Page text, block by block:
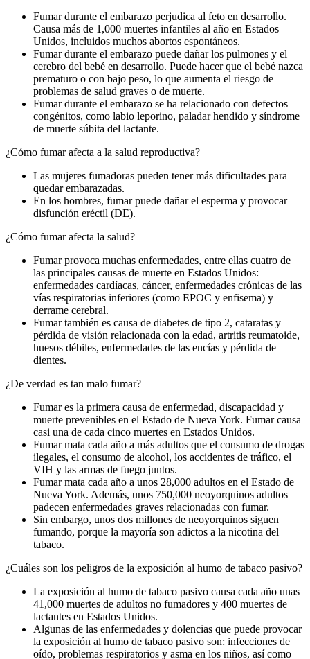
Fumar durante el embarazo perjudica al feto en desarrollo.
Causa más de 1,000 muertes infantiles al año en Estados
Unidos, incluidos muchos abortos espontáneos.
Fumar durante el embarazo puede dañar los pulmones y el
cerebro del bebé en desarrollo. Puede hacer que el bebé nazca
prematuro o con bajo peso, lo que aumenta el riesgo de
problemas de salud graves o de muerte.
Fumar durante el embarazo se ha relacionado con defectos
congénitos, como labio leporino, paladar hendido y síndrome
de muerte súbita del lactante.
¿Cómo fumar afecta a la salud reproductiva?
Las mujeres fumadoras pueden tener más dificultades para
quedar embarazadas.
En los hombres, fumar puede dañar el esperma y provocar
disfunción eréctil (DE).
¿Cómo fumar afecta la salud?
Fumar provoca muchas enfermedades, entre ellas cuatro de
las principales causas de muerte en Estados Unidos:
enfermedades cardíacas, cáncer, enfermedades crónicas de las
vías respiratorias inferiores (como EPOC y enfisema) y
derrame cerebral.
Fumar también es causa de diabetes de tipo 2, cataratas y
pérdida de visión relacionada con la edad, artritis reumatoide,
huesos débiles, enfermedades de las encías y pérdida de
dientes.
¿De verdad es tan malo fumar?
Fumar es la primera causa de enfermedad, discapacidad y
muerte prevenibles en el Estado de Nueva York. Fumar causa
casi una de cada cinco muertes en Estados Unidos.
Fumar mata cada año a más adultos que el consumo de drogas
ilegales, el consumo de alcohol, los accidentes de tráfico, el
VIH y las armas de fuego juntos.
Fumar mata cada año a unos 28,000 adultos en el Estado de
Nueva York. Además, unos 750,000 neoyorquinos adultos
padecen enfermedades graves relacionadas con fumar.
Sin embargo, unos dos millones de neoyorquinos siguen
fumando, porque la mayoría son adictos a la nicotina del
tabaco.
¿Cuáles son los peligros de la exposición al humo de tabaco pasivo?
La exposición al humo de tabaco pasivo causa cada año unas
41,000 muertes de adultos no fumadores y 400 muertes de
lactantes en Estados Unidos.
Algunas de las enfermedades y dolencias que puede provocar
la exposición al humo de tabaco pasivo son: infecciones de
oído, problemas respiratorios y asma en los niños, así como